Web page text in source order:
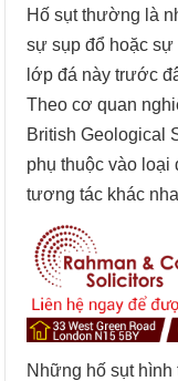
Hố sụt thường là
sự sụp đổ hoặc
lớp đá này trước
Theo cơ quan
British Geological
phụ thuộc vào loại
tương tác khác
Những hố sụt hình